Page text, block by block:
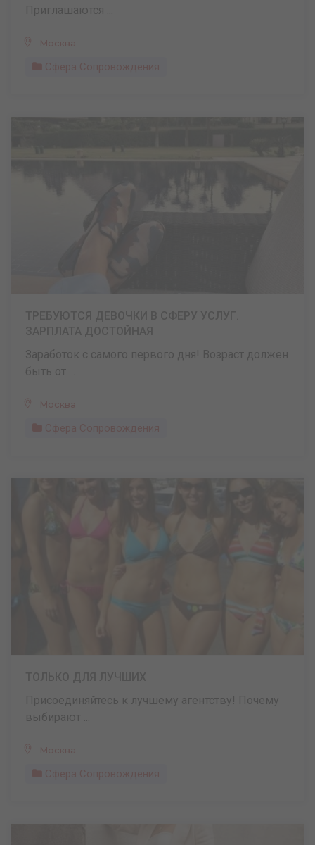
Приглашаются ...
Москва
Сфера Сопровождения
Заработок с самого первого дня! Возраст должен
быть от ...
Москва
Сфера Сопровождения
Присоединяйтесь к лучшему агентству! Почему
выбирают ...
Москва
Сфера Сопровождения